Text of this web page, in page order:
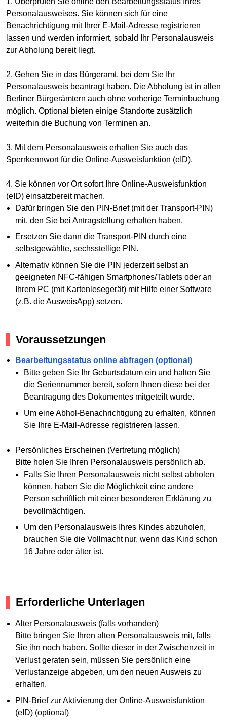
Personalausweises. Sie können sich für eine
Benachrichtigung mit Ihrer E-Mail-Adresse registrieren
lassen und werden informiert, sobald Ihr Personalausweis
zur Abholung bereit liegt.
2. Gehen Sie in das Bürgeramt, bei dem Sie Ihr
Personalausweis beantragt haben. Die Abholung ist in allen
Berliner Bürgerämtern auch ohne vorherige Terminbuchung
möglich. Optional bieten einige Standorte zusätzlich
weiterhin die Buchung von Terminen an.
3. Mit dem Personalausweis erhalten Sie auch das
Sperrkennwort für die Online-Ausweisfunktion (eID).
4. Sie können vor Ort sofort Ihre Online-Ausweisfunktion
(eID) einsatzbereit machen.
Dafür bringen Sie den PIN-Brief (mit der Transport-PIN)
mit, den Sie bei Antragstellung erhalten haben.
Ersetzen Sie dann die Transport-PIN durch eine
selbstgewählte, sechsstellige PIN.
Alternativ können Sie die PIN jederzeit selbst an
geeigneten NFC-fähigen Smartphones/Tablets oder an
Ihrem PC (mit Kartenlesegerät) mit Hilfe einer Software
(z.B. die AusweisApp) setzen.
Voraussetzungen
Bearbeitungsstatus online abfragen (optional)
Bitte geben Sie Ihr Geburtsdatum ein und halten Sie
die Seriennummer bereit, sofern Ihnen diese bei der
Beantragung des Dokumentes mitgeteilt wurde.
Um eine Abhol-Benachrichtigung zu erhalten, können
Sie Ihre E-Mail-Adresse registrieren lassen.
Persönliches Erscheinen (Vertretung möglich)
Bitte holen Sie Ihren Personalausweis persönlich ab.
Falls Sie Ihren Personalausweis nicht selbst abholen
können, haben Sie die Möglichkeit eine andere
Person schriftlich mit einer besonderen Erklärung zu
bevollmächtigen.
Um den Personalausweis Ihres Kindes abzuholen,
brauchen Sie die Vollmacht nur, wenn das Kind schon
16 Jahre oder älter ist.
Erforderliche Unterlagen
Alter Personalausweis (falls vorhanden)
Bitte bringen Sie Ihren alten Personalausweis mit, falls
Sie ihn noch haben. Sollte dieser in der Zwischenzeit in
Verlust geraten sein, müssen Sie persönlich eine
Verlustanzeige abgeben, um den neuen Ausweis zu
erhalten.
PIN-Brief zur Aktivierung der Online-Ausweisfunktion
(eID) (optional)